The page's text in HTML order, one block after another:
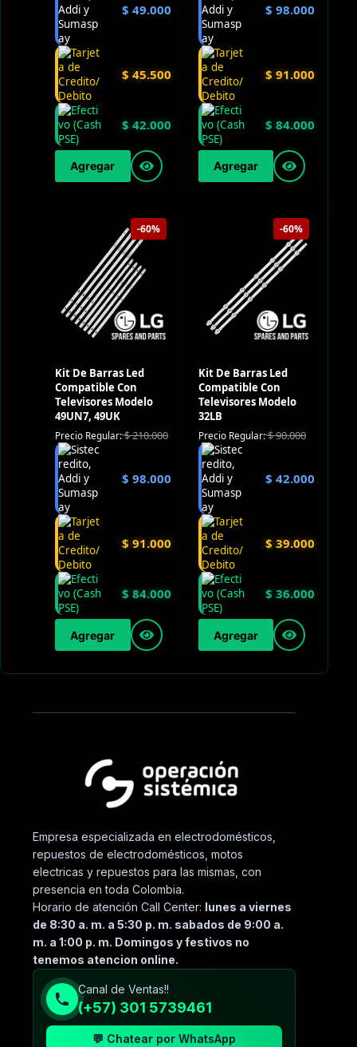
$ 49.000
$ 45.500
$ 42.000
Agregar
$ 98.000
$ 91.000
$ 84.000
Agregar
-60%
Kit De Barras Led
Compatible Con
Televisores Modelo
49UN7, 49UK
Precio Regular:$210.000
$ 98.000
$ 91.000
$ 84.000
Agregar
-60%
Kit De Barras Led
Compatible Con
Televisores Modelo
32LB
Precio Regular:$90.000
$ 42.000
$ 39.000
$ 36.000
Agregar
Empresa especializada en electrodomésticos,
repuestos de electrodomésticos, motos
electricas y repuestos para las mismas, con
presencia en toda Colombia.
Horario de atención Call Center: lunes a viernes
de 8:30 a. m. a 5:30 p. m. sabados de 9:00 a.
m. a 1:00 p. m. Domingos y festivos no
tenemos atencion online.
Canal de Ventas!!
(+57) 301 5739461
💬 Chatear por WhatsApp